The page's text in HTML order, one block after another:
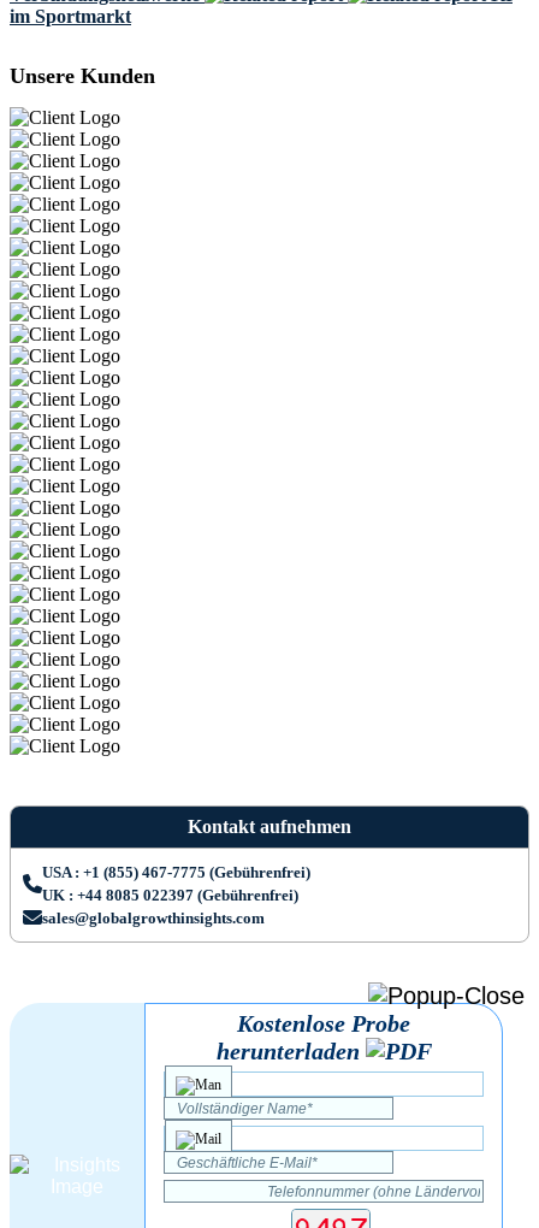
im Sportmarkt
Unsere Kunden
Kontakt aufnehmen
USA : +1 (855) 467-7775 (Gebührenfrei)
UK : +44 8085 022397 (Gebührenfrei)
sales@globalgrowthinsights.com
Kostenlose Probe
herunterladen